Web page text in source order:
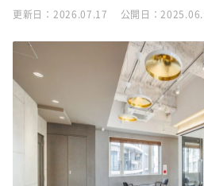
更新日：2026.07.17 公開日：